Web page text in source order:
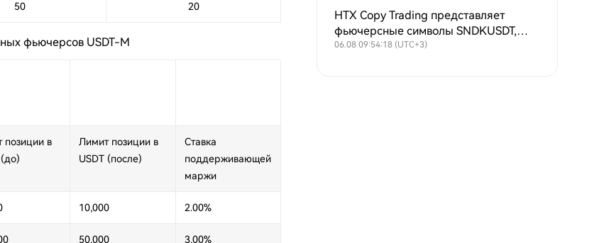
50 20
фьючерсов USDT-M
позиции в
(до)
Лимит позиции в
USDT (после)
Ставка
поддерживающей
маржи
10,000 2.00%
50,000 3.00%
HTX Copy Trading представляет
фьючерсные символы SNDKUSDT,
SKHYNIXUSDT, SPCXUSDT, XAUUSDT,
06.08 09:54:18 (UTC+3)